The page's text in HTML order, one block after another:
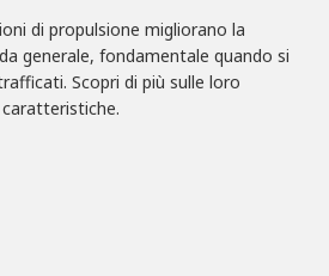
di propulsione migliorano la
generale, fondamentale quando si
Scopri di più sulle loro
caratteristiche.